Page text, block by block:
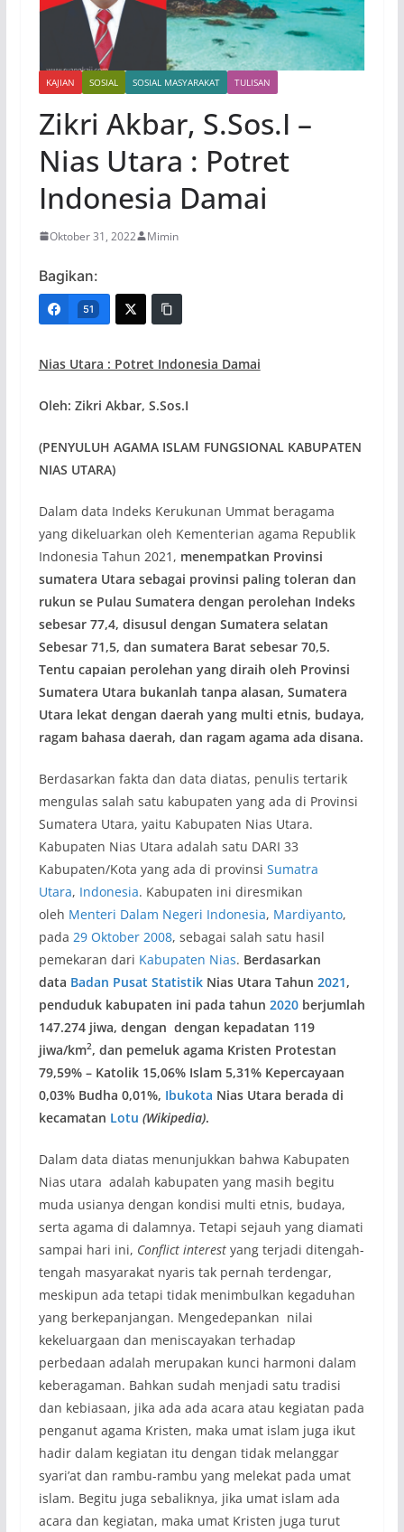
KAJIAN SOSIAL SOSIAL MASYARAKAT TULISAN
Zikri Akbar, S.Sos.I –
Nias Utara : Potret
Indonesia Damai
Oktober 31, 2022 Mimin
Bagikan:
51
Nias Utara : Potret Indonesia Damai
Oleh: Zikri Akbar, S.Sos.I
(PENYULUH AGAMA ISLAM FUNGSIONAL KABUPATEN
NIAS UTARA)
Dalam data Indeks Kerukunan Ummat beragama
yang dikeluarkan oleh Kementerian agama Republik
Indonesia Tahun 2021, menempatkan Provinsi
sumatera Utara sebagai provinsi paling toleran dan
rukun se Pulau Sumatera dengan perolehan Indeks
sebesar 77,4, disusul dengan Sumatera selatan
Sebesar 71,5, dan sumatera Barat sebesar 70,5.
Tentu capaian perolehan yang diraih oleh Provinsi
Sumatera Utara bukanlah tanpa alasan, Sumatera
Utara lekat dengan daerah yang multi etnis, budaya,
ragam bahasa daerah, dan ragam agama ada disana.
Berdasarkan fakta dan data diatas, penulis tertarik
mengulas salah satu kabupaten yang ada di Provinsi
Sumatera Utara, yaitu Kabupaten Nias Utara.
Kabupaten Nias Utara adalah satu DARI 33
Kabupaten/Kota yang ada di provinsi Sumatra
Utara, Indonesia. Kabupaten ini diresmikan
oleh Menteri Dalam Negeri Indonesia, Mardiyanto,
pada 29 Oktober 2008, sebagai salah satu hasil
pemekaran dari Kabupaten Nias. Berdasarkan
data Badan Pusat StatistikNias Utara Tahun 2021,
penduduk kabupaten ini pada tahun 2020berjumlah
147.274 jiwa, dengan dengan kepadatan 119
jiwa/km2, dan pemeluk agama Kristen Protestan
79,59% – Katolik 15,06% Islam 5,31% Kepercayaan
0,03% Budha 0,01%, Ibukota Nias Utara berada di
kecamatan Lotu (Wikipedia).
Dalam data diatas menunjukkan bahwa Kabupaten
Nias utara adalah kabupaten yang masih begitu
muda usianya dengan kondisi multi etnis, budaya,
serta agama di dalamnya. Tetapi sejauh yang diamati
sampai hari ini, Conflict interestyang terjadi ditengah-
tengah masyarakat nyaris tak pernah terdengar,
meskipun ada tetapi tidak menimbulkan kegaduhan
yang berkepanjangan. Mengedepankan nilai
kekeluargaan dan meniscayakan terhadap
perbedaan adalah merupakan kunci harmoni dalam
keberagaman. Bahkan sudah menjadi satu tradisi
dan kebiasaan, jika ada ada acara atau kegiatan pada
penganut agama Kristen, maka umat islam juga ikut
hadir dalam kegiatan itu dengan tidak melanggar
syari’at dan rambu-rambu yang melekat pada umat
islam. Begitu juga sebaliknya, jika umat islam ada
acara dan kegiatan, maka umat Kristen juga turut